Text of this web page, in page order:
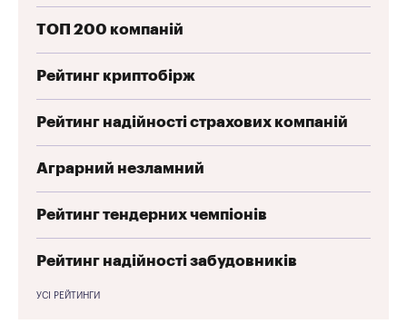
ТОП 200 компаній
Рейтинг криптобірж
Рейтинг надійності страхових компаній
Аграрний незламний
Рейтинг тендерних чемпіонів
Рейтинг надійності забудовників
УСІ РЕЙТИНГИ